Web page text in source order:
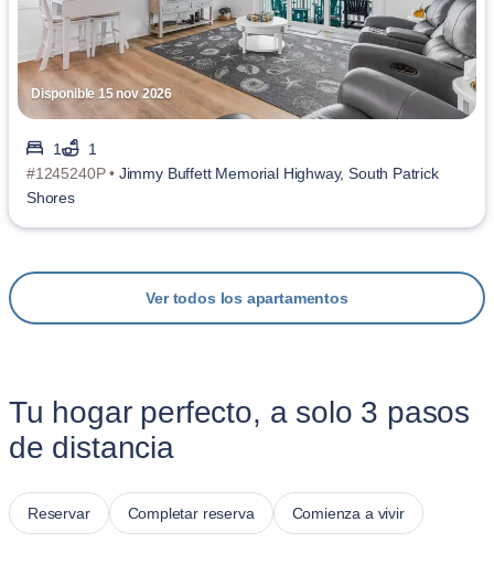
Disponible 15 nov 2026
1
1
#1245240P • Jimmy Buffett Memorial Highway, South Patrick
Shores
Ver todos los apartamentos
Tu hogar perfecto, a solo 3 pasos
de distancia
Reservar Completar reserva Comienza a vivir